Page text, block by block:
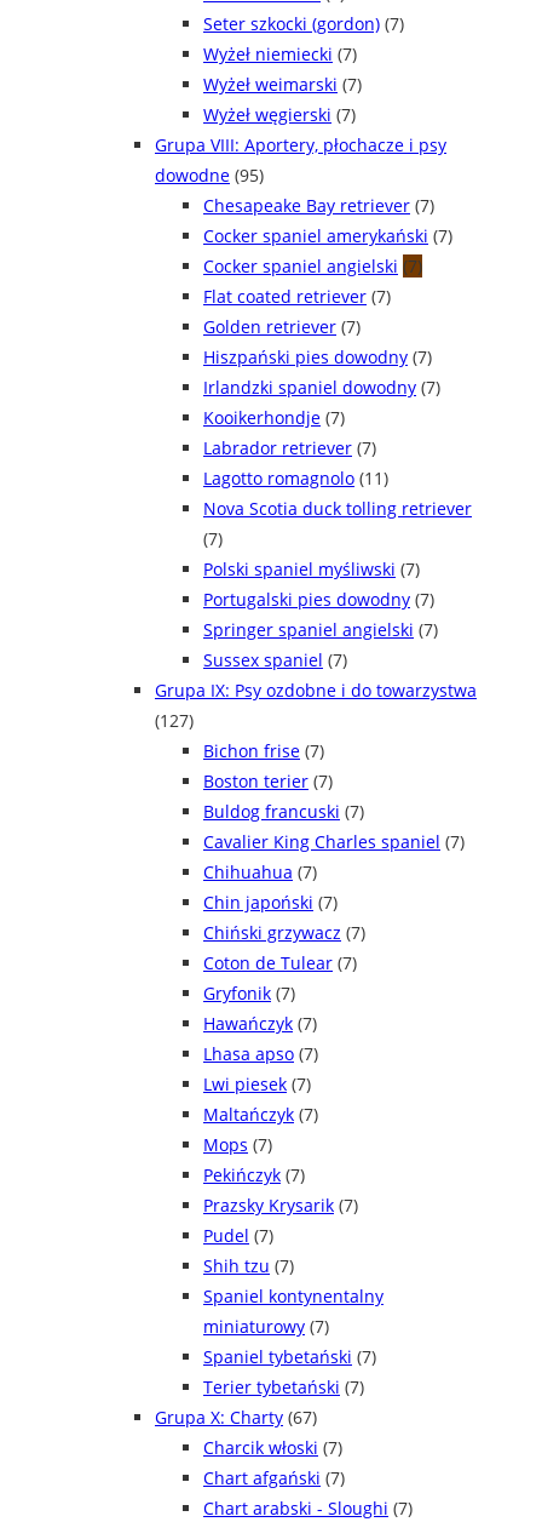
Seter szkocki (gordon) (7)
Wyżeł niemiecki (7)
Wyżeł weimarski (7)
Wyżeł węgierski (7)
Grupa VIII: Aportery, płochacze i psy
dowodne (95)
Chesapeake Bay retriever (7)
Cocker spaniel amerykański (7)
Cocker spaniel angielski (7)
Flat coated retriever (7)
Golden retriever (7)
Hiszpański pies dowodny (7)
Irlandzki spaniel dowodny (7)
Kooikerhondje (7)
Labrador retriever (7)
Lagotto romagnolo (11)
Nova Scotia duck tolling retriever
(7)
Polski spaniel myśliwski (7)
Portugalski pies dowodny (7)
Springer spaniel angielski (7)
Sussex spaniel (7)
Grupa IX: Psy ozdobne i do towarzystwa
(127)
Bichon frise (7)
Boston terier (7)
Buldog francuski (7)
Cavalier King Charles spaniel (7)
Chihuahua (7)
Chin japoński (7)
Chiński grzywacz (7)
Coton de Tulear (7)
Gryfonik (7)
Hawańczyk (7)
Lhasa apso (7)
Lwi piesek (7)
Maltańczyk (7)
Mops (7)
Pekińczyk (7)
Prazsky Krysarik (7)
Pudel (7)
Shih tzu (7)
Spaniel kontynentalny
miniaturowy (7)
Spaniel tybetański (7)
Terier tybetański (7)
Grupa X: Charty (67)
Charcik włoski (7)
Chart afgański (7)
Chart arabski - Sloughi (7)